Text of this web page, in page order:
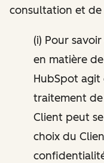
consultation et
(i) Pour
en matière
HubSpot
traitement de
Client peut
choix du